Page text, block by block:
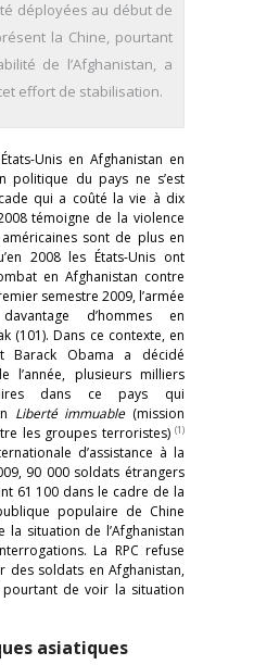
déployées au début de
la Chine, pourtant
de l’Afghanistan, a
effort de stabilisation.
Unis en Afghanistan en
politique du pays ne s’est
qui a coûté la vie à dix
témoigne de la violence
sont de plus en
2008 les États-Unis ont
en Afghanistan contre
semestre 2009, l’armée
d’hommes en
(101). Dans ce contexte, en
Barack Obama a décidé
l’année, plusieurs milliers
dans ce pays qui
Liberté immuable(mission
les groupes terroristes) (1)
d’assistance à la
90 000 soldats étrangers
61 100 dans le cadre de la
populaire de Chine
la situation de l’Afghanistan
La RPC refuse
des soldats en Afghanistan,
de voir la situation
asiatiques